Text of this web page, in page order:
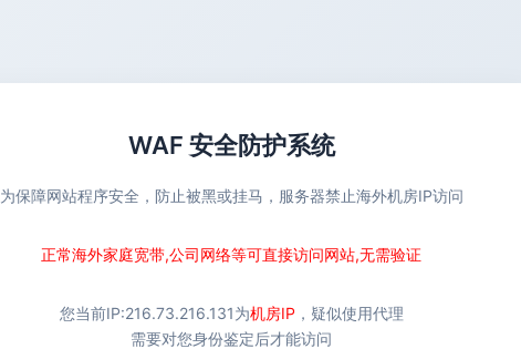
WAF 安全防护系统
为保障网站程序安全，防止被黑或挂马，服务器禁止海外机房IP访问
正常海外家庭宽带,公司网络等可直接访问网站,无需验证
您当前IP:216.73.216.131为机房IP ，疑似使用代理
需要对您身份鉴定后才能访问